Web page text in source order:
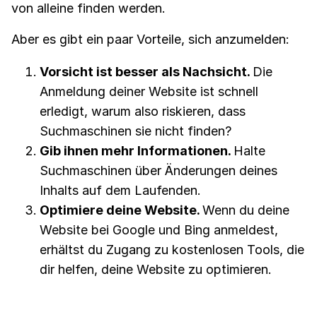
von alleine finden werden.
Aber es gibt ein paar Vorteile, sich anzumelden:
Vorsicht ist besser als Nachsicht. Die
Anmeldung deiner Website ist schnell
erledigt, warum also riskieren, dass
Suchmaschinen sie nicht finden?
Gib ihnen mehr Informationen. Halte
Suchmaschinen über Änderungen deines
Inhalts auf dem Laufenden.
Optimiere deine Website.Wenn du deine
Website bei Google und Bing anmeldest,
erhältst du Zugang zu kostenlosen Tools, die
dir helfen, deine Website zu optimieren.